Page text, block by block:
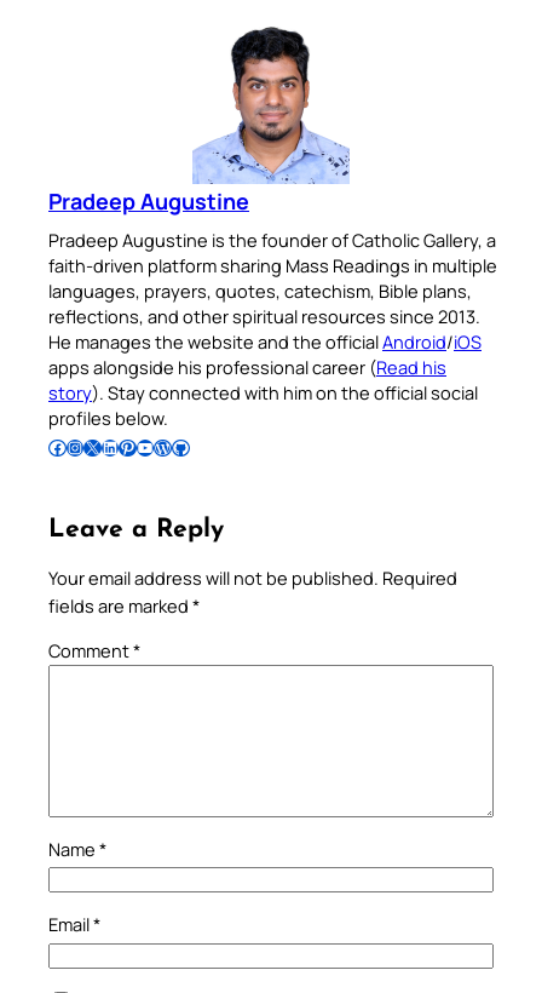
Pradeep Augustine
Pradeep Augustine is the founder of Catholic Gallery, a
faith-driven platform sharing Mass Readings in multiple
languages, prayers, quotes, catechism, Bible plans,
reflections, and other spiritual resources since 2013.
He manages the website and the officialAndroid/iOS
apps alongside his professional career (Read his
story). Stay connected with him on the official social
profiles below.
Follow Pradeep on Facebook Follow Pradeep on InstagramFollow Pradeep on X Follow Pradeep on LinkedIn Follow Pradeep on Pinterest Subscribe to Pradeep’s Youtube Channel Follow Pradeep on WordPress Follow Pradeep on GitHub
Leave a Reply
Your email address will not be published. Required
fields are marked *
Comment*
Name *
Email*